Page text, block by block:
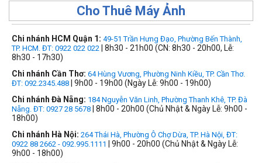
Cho Thuê Máy Ảnh
Chi nhánh HCM Quận 1: 49-51 Trần Hưng Đạo, Phường Bến Thành,
TP. HCM. ĐT: 0922 022 022 | 8h30 - 21h00 (CN: 8h30 - 20h00, Lễ:
8h30 - 17h30)
Chi nhánh Cần Thơ: 64 Hùng Vương, Phường Ninh Kiều, TP. Cần Thơ.
ĐT: 092.2345.488 | 9h00 - 19h00 (Ngày Lễ: 9h00 - 19h00)
Chi nhánh Đà Nẵng: 184 Nguyễn Văn Linh, Phường Thanh Khê, TP. Đà
Nẵng. ĐT: 0927 28 5678 | 8h00 - 20h00 (Chủ Nhật & Ngày Lễ: 9h00 -
18h00)
Chi nhánh Hà Nội: 264 Thái Hà, Phường Ô Chợ Dừa, TP. Hà Nội, ĐT:
0922 88 2662 - 092.995.1111
| 9h00 - 20h00 (Chủ Nhật & Ngày Lễ:
9h00 - 18h00)